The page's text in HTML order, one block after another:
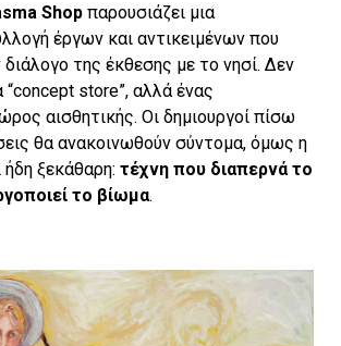
Shop παρουσιάζει μια
έργων και αντικειμένων που
διάλογο της έκθεσης με το νησί. Δεν
“concept store”, αλλά ένας
αισθητικής. Οι δημιουργοί πίσω
θα ανακοινωθούν σύντομα, όμως η
ήδη ξεκάθαρη: τέχνη που διαπερνά το
το βίωμα.